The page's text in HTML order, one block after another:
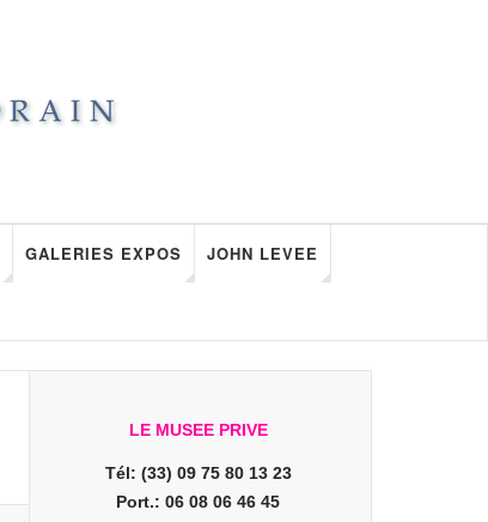
GALERIES EXPOS JOHN LEVEE
LE MUSEE PRIVE
Tél: (33) 09 75 80 13 23
Port.: 06 08 06 46 45